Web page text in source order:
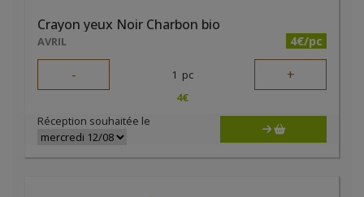
Crayon yeux Noir Charbon bio
AVRIL 4€/pc
- 1 pc +
4€
Réception souhaitée le